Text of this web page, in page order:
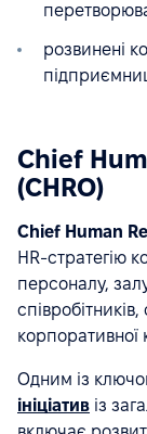
розвинені
Chief
(CHRO)
Chief Human
HR-стратегію
персоналу,
корпоративної
Одним із
ініціатив із